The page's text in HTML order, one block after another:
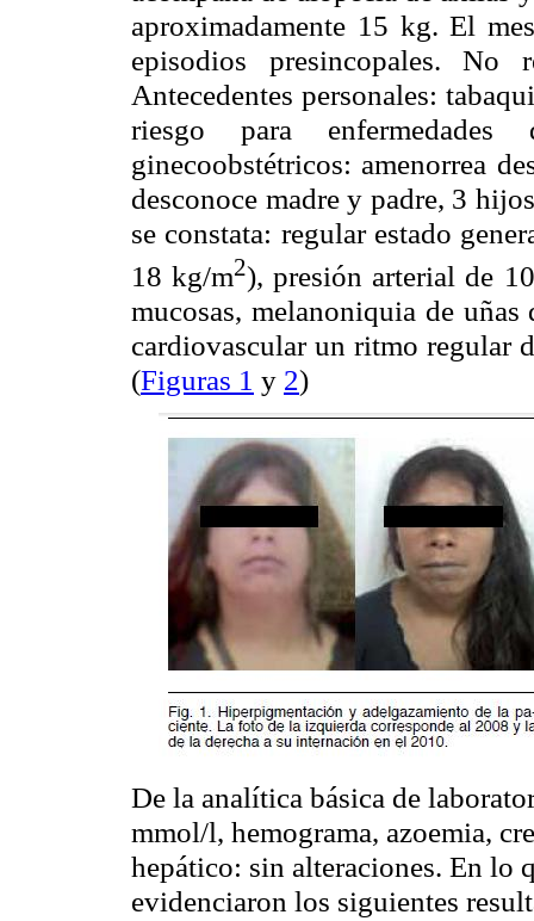
aproximadamente 15 kg. El
episodios presincopales. No
Antecedentes personales:
riesgo para enfermedades
ginecoobstétricos: amenorrea
desconoce madre y padre, 3
se constata: regular estado
18 kg/m2), presión arterial de
mucosas, melanoniquia de
cardiovascular un ritmo regular
(Figuras 1 y 2)
De la analítica básica de
mmol/l, hemograma, azoemia,
hepático: sin alteraciones. En lo
evidenciaron los siguientes